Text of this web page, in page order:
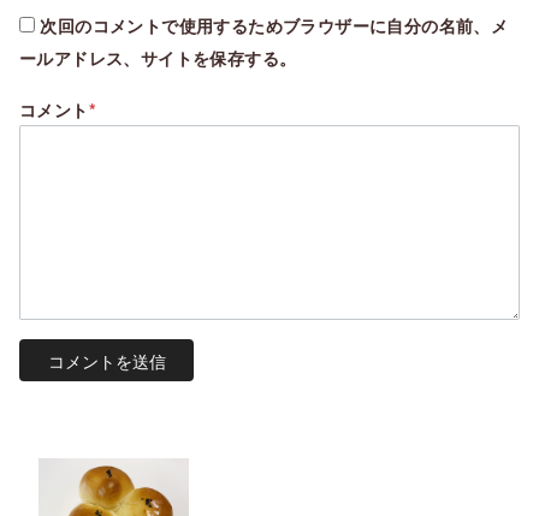
次回のコメントで使用するためブラウザーに自分の名前、メ
ールアドレス、サイトを保存する。
コメント*